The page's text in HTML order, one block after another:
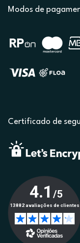
Modos de
Certificado de